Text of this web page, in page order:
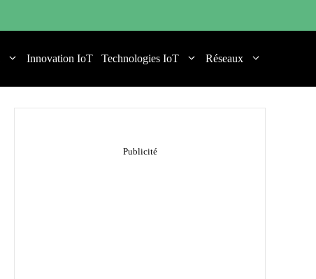
Innovation IoT Technologies IoT Réseaux